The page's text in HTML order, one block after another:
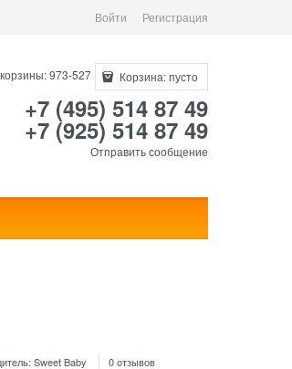
Войти Регистрация
973-527 Корзина:пусто
+7 (495) 514 87 49
+7 (925) 514 87 49
Отправить сообщение
Sweet Baby 0 отзывов